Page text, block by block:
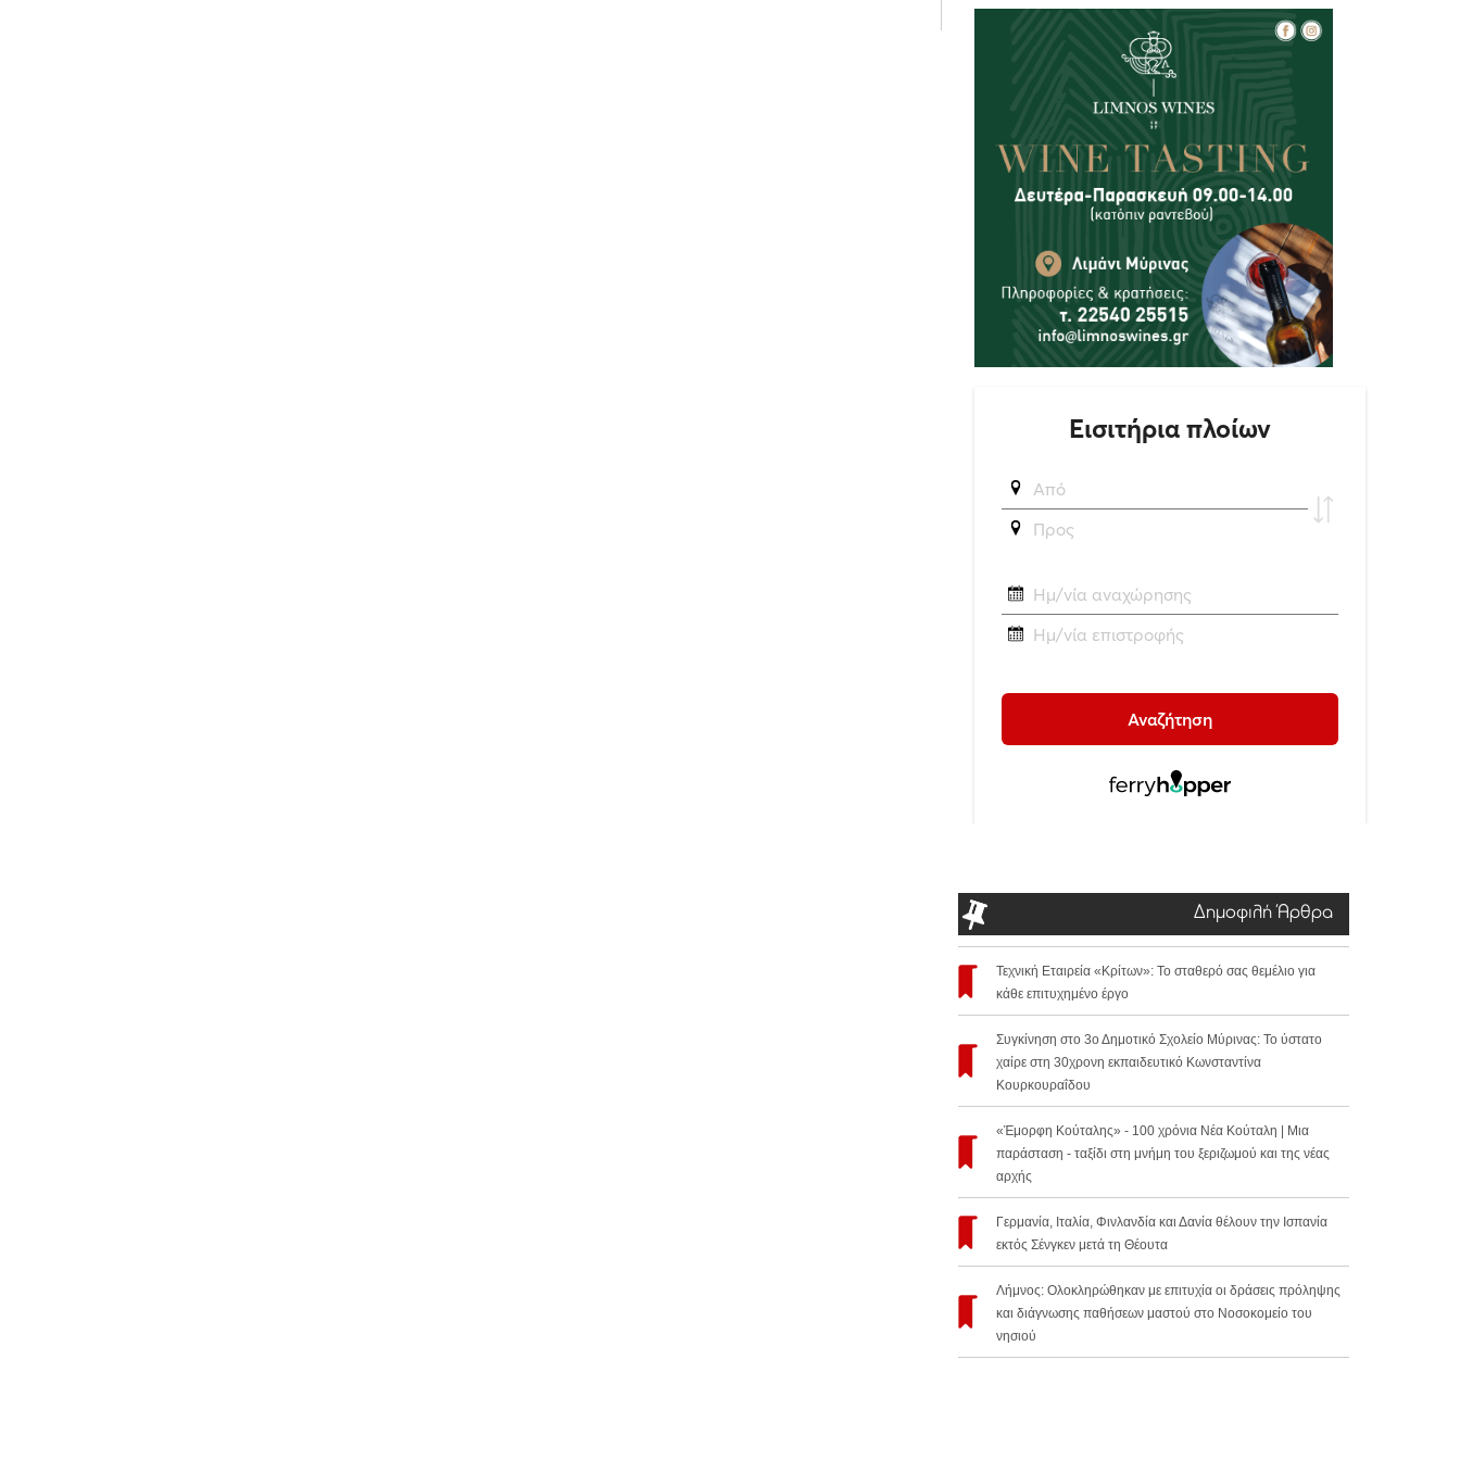
Δημοφιλή Άρθρα
Τεχνική Εταιρεία «Κρίτων»: Το σταθερό σας θεμέλιο για
κάθε επιτυχημένο έργο
Συγκίνηση στο 3ο Δημοτικό Σχολείο Μύρινας: Το ύστατο
χαίρε στη 30χρονη εκπαιδευτικό Κωνσταντίνα
Κουρκουραΐδου
«Έμορφη Κούταλης» - 100 χρόνια Νέα Κούταλη | Μια
παράσταση - ταξίδι στη μνήμη του ξεριζωμού και της νέας
αρχής
Γερμανία, Ιταλία, Φινλανδία και Δανία θέλουν την Ισπανία
εκτός Σένγκεν μετά τη Θέουτα
Λήμνος: Ολοκληρώθηκαν με επιτυχία οι δράσεις πρόληψης
και διάγνωσης παθήσεων μαστού στο Νοσοκομείο του
νησιού